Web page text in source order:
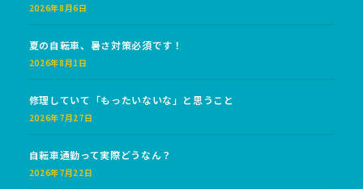
2026年8月6日
夏の自転車、暑さ対策必須です！
2026年8月1日
修理していて「もったいないな」と思うこと
2026年7月27日
自転車通勤って実際どうなん？
2026年7月22日